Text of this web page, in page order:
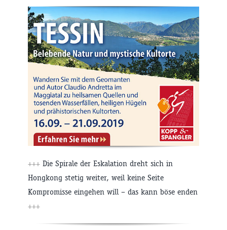
+++ Die Spirale der Eskalation dreht sich in
Hongkong stetig weiter, weil keine Seite
Kompromisse eingehen will – das kann böse enden
+++